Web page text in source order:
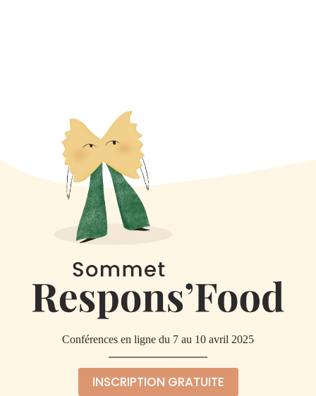
Conférences en ligne du 7 au 10 avril 2025
INSCRIPTION GRATUITE